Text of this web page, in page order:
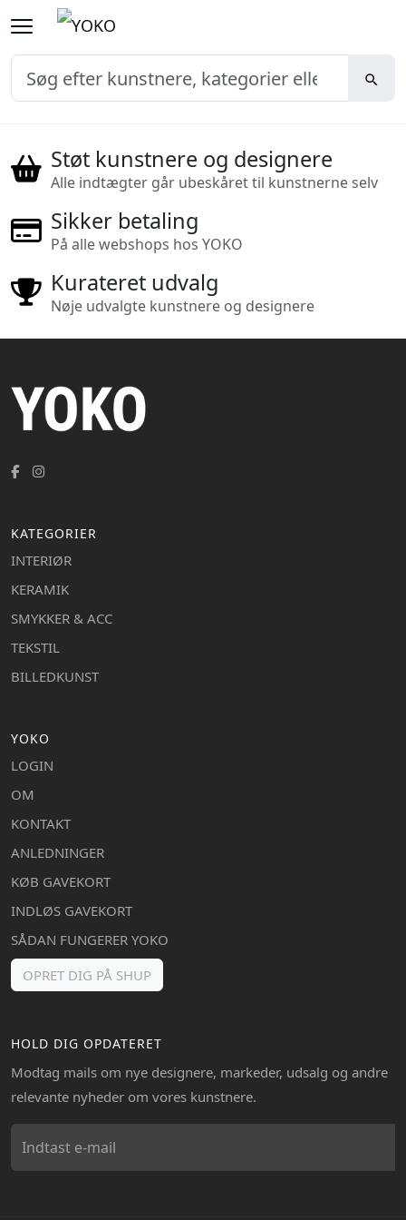
Støt kunstnere og designere
Alle indtægter går ubeskåret til kunstnerne selv
Sikker betaling
På alle webshops hos YOKO
Kurateret udvalg
Nøje udvalgte kunstnere og designere
KATEGORIER
INTERIØR
KERAMIK
SMYKKER & ACC
TEKSTIL
BILLEDKUNST
YOKO
LOGIN
OM
KONTAKT
ANLEDNINGER
KØB GAVEKORT
INDLØS GAVEKORT
SÅDAN FUNGERER YOKO
OPRET DIG PÅ SHUP
HOLD DIG OPDATERET
Modtag mails om nye designere, markeder, udsalg og andre
relevante nyheder om vores kunstnere.